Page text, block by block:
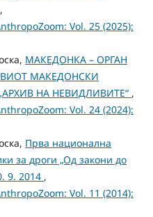
,
Vol. 25 (2025):
МАКЕДОНКА – ОРГАН
МАКЕДОНСКИ
НА НЕВИДЛИВИТЕ“ ,
Vol. 24 (2024):
Прва национална
за дроги „Од закони до
9. 2014 ,
Vol. 11 (2014):